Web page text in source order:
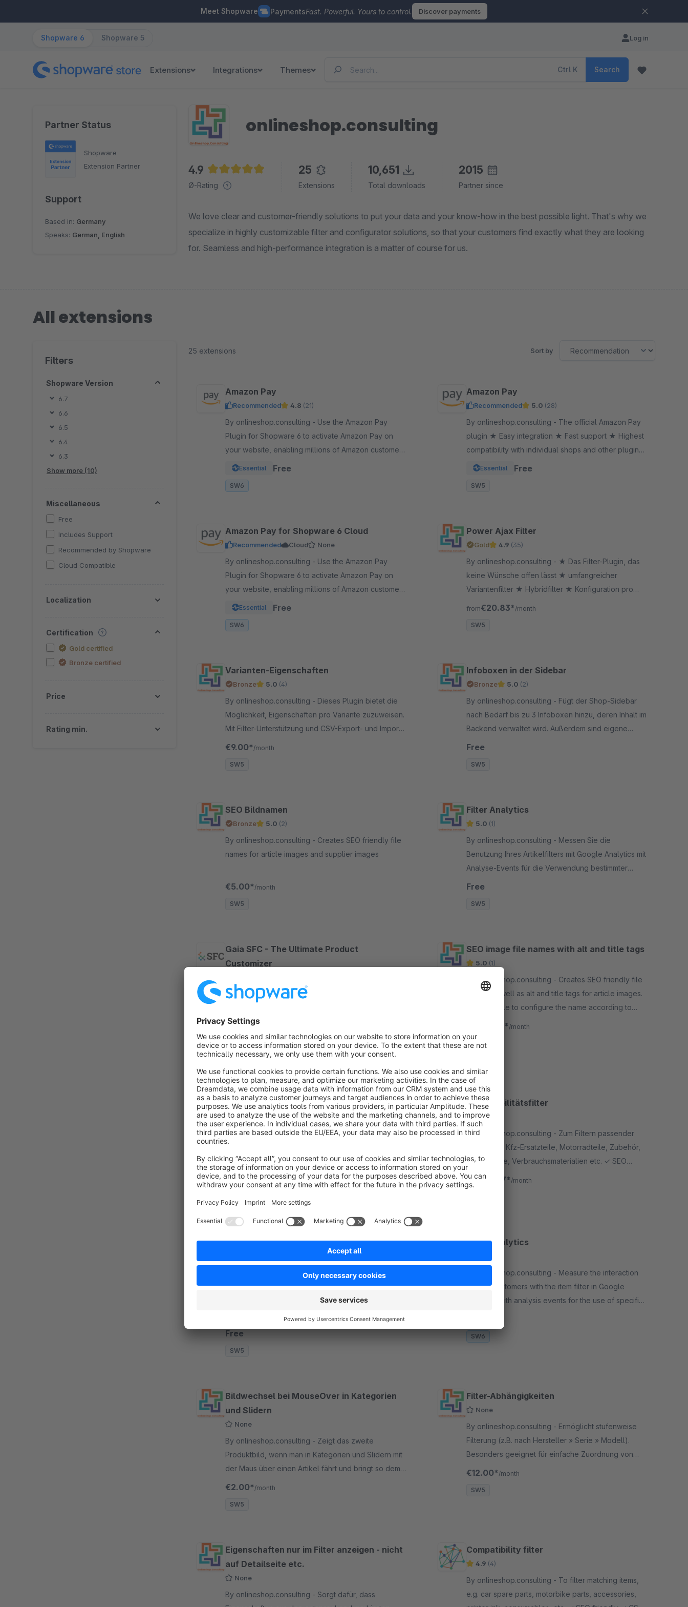
Meet Shopware PaymentsFast. Powerful. Yours to control. Discover payments
Shopware 6 Shopware 5 Log in
Extensions Integrations Themes Ctrl K Search
Partner Status
Shopware
Extension Partner
Support
Based in: Germany
Speaks: German, English
onlineshop.consulting
4.9
Average rating of 4.9 out of 5 stars
Ø-Rating
25
Extensions
10,651
Total downloads
2015
Partner since
We love clear and customer-friendly solutions to put your data and your know-how in the best possible light. That's why we
specialize in highly customizable filter and configurator solutions, so that your customers find exactly what they are looking
for. Seamless and high-performance integration is a matter of course for us.
All extensions
Filters
Shopware Version
6.7
6.6
6.5
6.4
6.3
Show more (10)
Miscellaneous
Free
Includes Support
Recommended by Shopware
Cloud Compatible
Localization
Certification
Gold certified
Bronze certified
Price
Rating min.
25 extensions Sort by
Amazon Pay
Recommended 4.8 (21)
By onlineshop.consulting - Use the Amazon Pay
Plugin for Shopware 6 to activate Amazon Pay on
your website, enabling millions of Amazon customers
worldwide a quicker and simpler way to checkout
Essential Free
SW6
Amazon Pay
Recommended 5.0 (28)
By onlineshop.consulting - The official Amazon Pay
plugin ★ Easy integration ★ Fast support ★ Highest
compatibility with individual shops and other plugins
★One of the most popular payment methods
Essential Free
SW5
Amazon Pay for Shopware 6 Cloud
Recommended Cloud None
By onlineshop.consulting - Use the Amazon Pay
Plugin for Shopware 6 to activate Amazon Pay on
your website, enabling millions of Amazon customers
worldwide a quicker and simpler way to checkout
Essential Free
SW6
Power Ajax Filter
Gold 4.9 (35)
By onlineshop.consulting - ★ Das Filter-Plugin, das
keine Wünsche offen lässt ★ umfangreicher
Variantenfilter ★ Hybridfilter ★ Konfiguration pro
Kategorie ★ viele Anzeige-Optionen ★ höchste
from€20.83* /month
SW5
Varianten-Eigenschaften
Bronze 5.0 (4)
By onlineshop.consulting - Dieses Plugin bietet die
Möglichkeit, Eigenschaften pro Variante zuzuweisen.
Mit Filter-Unterstützung und CSV-Export- und Import
für komfortable Datenpflege.
€9.00* /month
SW5
Infoboxen in der Sidebar
Bronze 5.0 (2)
By onlineshop.consulting - Fügt der Shop-Sidebar
nach Bedarf bis zu 3 Infoboxen hinzu, deren Inhalt im
Backend verwaltet wird. Außerdem sind eigene
Sidebar Content Boxen pro Kategorie möglich.
Free
SW5
SEO Bildnamen
Bronze 5.0 (2)
By onlineshop.consulting - Creates SEO friendly file
names for article images and supplier images
€5.00* /month
SW5
Filter Analytics
5.0 (1)
By onlineshop.consulting - Messen Sie die
Benutzung Ihres Artikelfilters mit Google Analytics mit
Analyse-Events für die Verwendung bestimmter
Filter-Gruppen und -Werte. Kompatibel mit dem
Free
SW5
Gaia SFC - The Ultimate Product
Customizer
By onlineshop.consulting - Let your customers
size input and area calculation, designer for T-shirts,
mugs, etc., dependencies and price rules
from€43.25*/month
SW6
SEO image file names with alt and title tags
5.0 (1)
By onlineshop.consulting - Creates SEO friendly file
names as well as alt and title tags for article images.
You are able to configure the name according to
your preferences for optimal search engine
performance.
€3.33* /month
SW6
Suchfeld im Filter (Freitextsuche)
Bronze 5.0 (2)
By onlineshop.consulting - Ermöglicht es Ihren
Kunden in einer Kategorie mit eigenen Suchbegriffen
zu filtern. Dadurch sind höchst individuelle
Navigationswege im Filter möglich.
from€1.50* /month
Kompatibilitätsfilter
5.0(9)
By onlineshop.consulting - Zum Filtern passender
Artikel, z.B. Kfz-Ersatzteile, Motorradteile, Zubehör,
Druckertinte, Verbrauchsmaterialien etc. ✓ SEO
freundlich ✓ viele Konfigurationsmöglichkeiten ✓
CSV Import
from€41.67* /month
HTTP Passwortschutz für
By onlineshop.consulting - Schützt den kompletten
Shop mit einem Passwort. Das bedeutet
sehr einfacher Einrichtung und umfassenderem
Free
SW5
Filter Analytics
By onlineshop.consulting - Measure the interaction
of your customers with the item filter in Google
Analytics with analysis events for the use of specific
SW6
Bildwechsel bei MouseOver in Kategorien
und Slidern
None
By onlineshop.consulting - Zeigt das zweite
Produktbild, wenn man in Kategorien und Slidern mit
der Maus über einen Artikel fährt und bringt so dem
Kunden mehr Übersicht und einen besseren
€2.00* /month
SW5
Filter-Abhängigkeiten
None
By onlineshop.consulting - Ermöglicht stufenweise
Filterung (z.B. nach Hersteller » Serie » Modell).
Besonders geeignet für einfache Zuordnung von
Fahrzeugen oder anderen passenden Geräten zu
€12.00* /month
SW5
Eigenschaften nur im Filter anzeigen - nicht
auf Detailseite etc.
None
By onlineshop.consulting - Sorgt dafür, dass
Compatibility filter
4.9 (4)
By onlineshop.consulting - To filter matching items,
e.g. car spare parts, motorbike parts, accessories,